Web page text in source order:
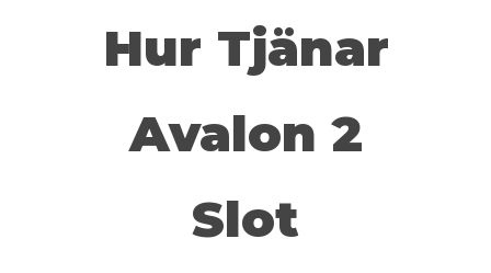
Hur Tjänar
Avalon 2
Slot